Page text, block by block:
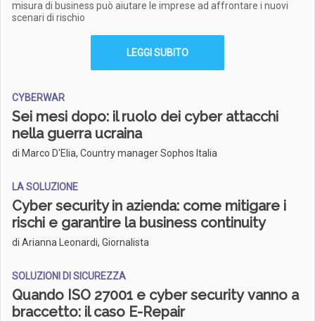
misura di business può aiutare le imprese ad affrontare i nuovi
scenari di rischio
LEGGI SUBITO
CYBERWAR
Sei mesi dopo: il ruolo dei cyber attacchi
nella guerra ucraina
di Marco D'Elia, Country manager Sophos Italia
LA SOLUZIONE
Cyber security in azienda: come mitigare i
rischi e garantire la business continuity
di Arianna Leonardi, Giornalista
SOLUZIONI DI SICUREZZA
Quando ISO 27001 e cyber security vanno a
braccetto: il caso E-Repair